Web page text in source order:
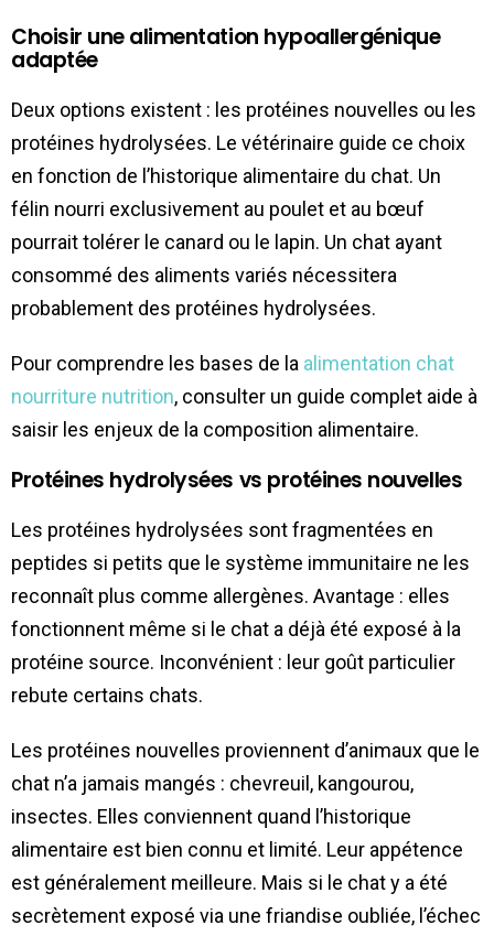
Choisir une alimentation hypoallergénique
adaptée
Deux options existent : les protéines nouvelles ou les
protéines hydrolysées. Le vétérinaire guide ce choix
en fonction de l’historique alimentaire du chat. Un
félin nourri exclusivement au poulet et au bœuf
pourrait tolérer le canard ou le lapin. Un chat ayant
consommé des aliments variés nécessitera
probablement des protéines hydrolysées.
Pour comprendre les bases de la alimentation chat
nourriture nutrition, consulter un guide complet aide à
saisir les enjeux de la composition alimentaire.
Protéines hydrolysées vs protéines nouvelles
Les protéines hydrolysées sont fragmentées en
peptides si petits que le système immunitaire ne les
reconnaît plus comme allergènes. Avantage : elles
fonctionnent même si le chat a déjà été exposé à la
protéine source. Inconvénient : leur goût particulier
rebute certains chats.
Les protéines nouvelles proviennent d’animaux que le
chat n’a jamais mangés : chevreuil, kangourou,
insectes. Elles conviennent quand l’historique
alimentaire est bien connu et limité. Leur appétence
est généralement meilleure. Mais si le chat y a été
secrètement exposé via une friandise oubliée, l’échec